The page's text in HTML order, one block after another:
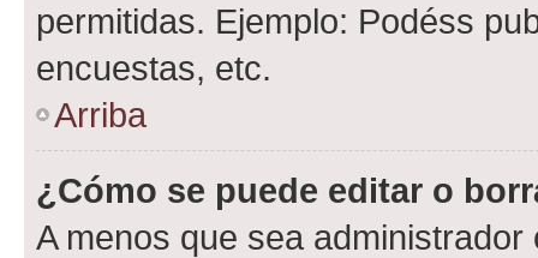
permitidas. Ejemplo: Podéss
encuestas, etc.
Arriba
¿Cómo se puede editar o
A menos que sea